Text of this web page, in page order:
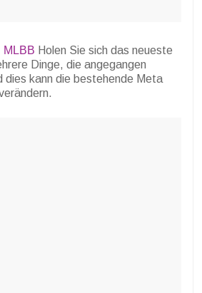
MLBB Holen Sie sich das neueste
Dinge, die angegangen
dies kann die bestehende Meta